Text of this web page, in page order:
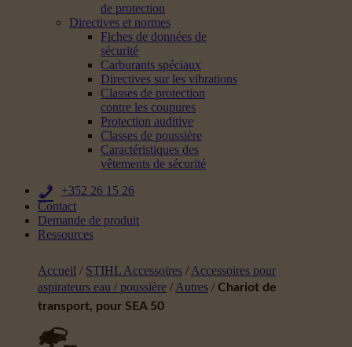
de protection
Directives et normes
Fiches de données de
sécurité
Carburants spéciaux
Directives sur les vibrations
Classes de protection
contre les coupures
Protection auditive
Classes de poussière
Caractéristiques des
vêtements de sécurité
+352 26 15 26
Contact
Demande de produit
Ressources
Accueil / STIHL Accessoires / Accessoires pour
aspirateurs eau / poussière / Autres / Chariot de
transport, pour SEA 50